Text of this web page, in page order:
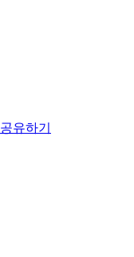
공유하기